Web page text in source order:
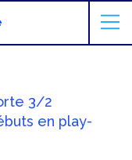
3/2
en play-